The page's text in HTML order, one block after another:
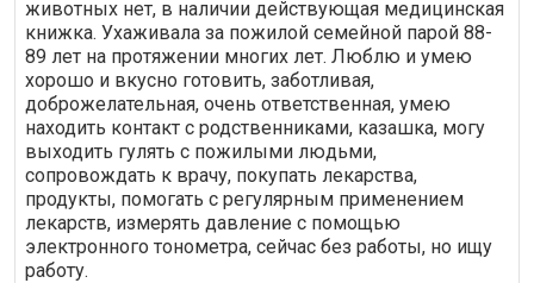
животных нет, в наличии действующая медицинская
книжка. Ухаживала за пожилой семейной парой 88-
89 лет на протяжении многих лет. Люблю и умею
хорошо и вкусно готовить, заботливая,
доброжелательная, очень ответственная, умею
находить контакт с родственниками, казашка, могу
выходить гулять с пожилыми людьми,
сопровождать к врачу, покупать лекарства,
продукты, помогать с регулярным применением
лекарств, измерять давление с помощью
электронного тонометра, сейчас без работы, но ищу
работу.